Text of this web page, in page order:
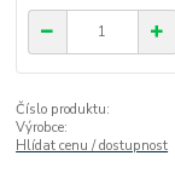
Číslo produktu:
Výrobce:
Hlídat cenu / dostupnost